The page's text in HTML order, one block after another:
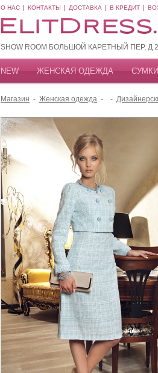
О НАС КОНТАКТЫ ДОСТАВКА В КРЕДИТ
SHOW ROOM БОЛЬШОЙ КАРЕТНЫЙ ПЕР, Д
NEW ЖЕНСКАЯ ОДЕЖДА СУМКИ
Магазин - Женская одежда - -